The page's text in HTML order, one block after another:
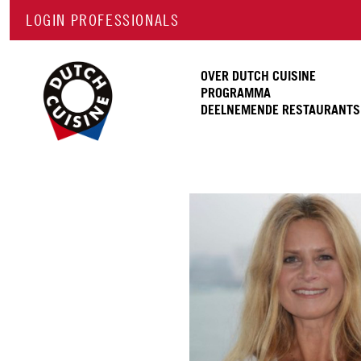
LOGIN PROFESSIONALS
OVER DUTCH CUISINE
PROGRAMMA
DEELNEMENDE RESTAURANTS